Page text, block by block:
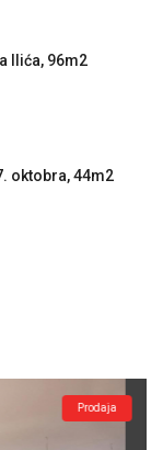
Ilića, 96m2
oktobra, 44m2
Prodaja